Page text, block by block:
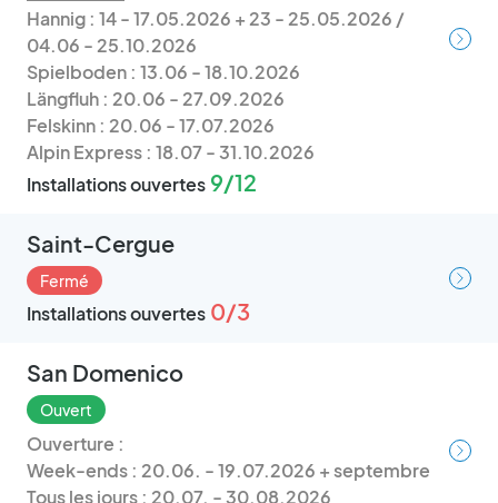
Hannig : 14 - 17.05.2026 + 23 - 25.05.2026 /
04.06 - 25.10.2026
Spielboden : 13.06 - 18.10.2026
Längfluh : 20.06 - 27.09.2026
Felskinn : 20.06 - 17.07.2026
Alpin Express : 18.07 - 31.10.2026
Installations ouvertes 9/12
Saint-Cergue
Fermé
Installations ouvertes 0/3
San Domenico
Ouvert
Ouverture :
Week-ends : 20.06. - 19.07.2026 + septembre
Tous les jours : 20.07. - 30.08.2026